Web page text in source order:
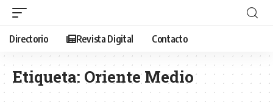
Directorio Revista Digital Contacto
Etiqueta: Oriente Medio